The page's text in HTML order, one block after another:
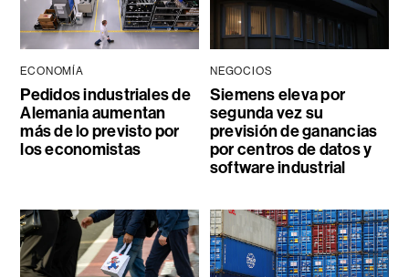
ECONOMÍA
Pedidos industriales de
Alemania aumentan
más de lo previsto por
los economistas
NEGOCIOS
Siemens eleva por
segunda vez su
previsión de ganancias
por centros de datos y
software industrial